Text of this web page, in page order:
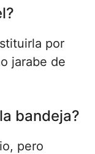
por
jarabe de
bandeja?
pero